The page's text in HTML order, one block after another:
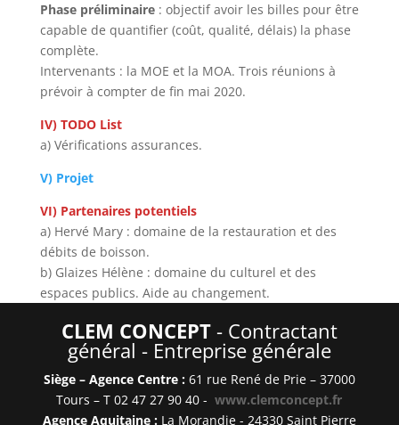
Phase préliminaire: objectif avoir les billes pour être
capable de quantifier (coût, qualité, délais) la phase
complète.
Intervenants : la MOE et la MOA. Trois réunions à
prévoir à compter de fin mai 2020.
IV) TODO List
a) Vérifications assurances.
V) Projet
VI) Partenairespotentiels
a) Hervé Mary : domaine de la restauration et des
débits de boisson.
b) Glaizes Hélène : domaine du culturel et des
espaces publics. Aide au changement.
CLEM CONCEPT- Contractant
général - Entreprise générale
Siège – Agence Centre :61 rue René de Prie – 37000
Tours – T 02 47 27 90 40 - www.clemconcept.fr
Agence Aquitaine :La Morandie - 24330 Saint Pierre